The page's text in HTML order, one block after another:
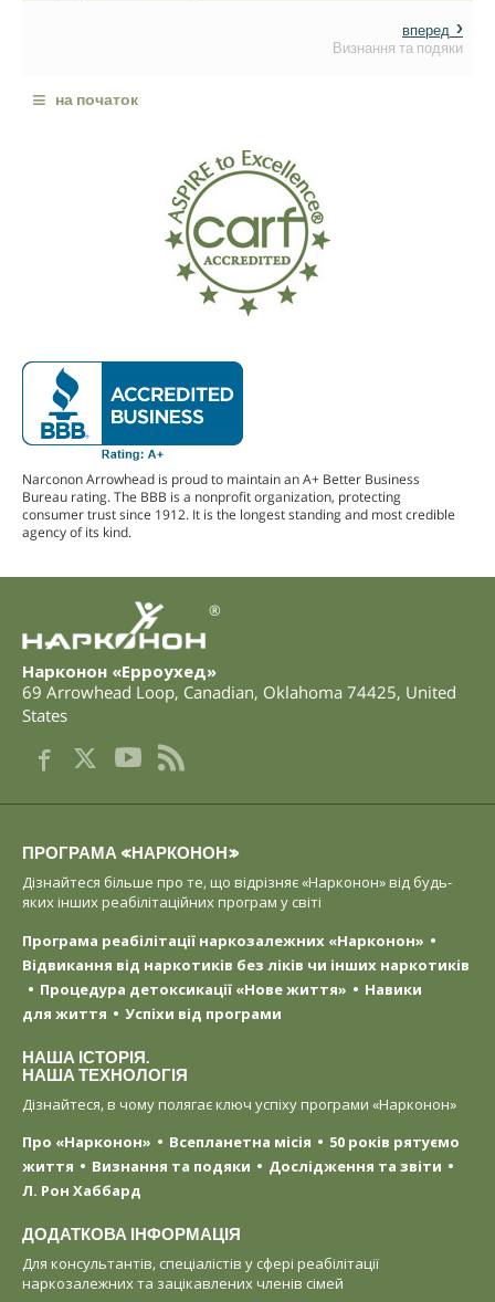
вперед
Визнання та подяки
≡ на початок
Narconon Arrowhead is proud to maintain an A+ Better Business
Bureau rating. The BBB is a nonprofit organization, protecting
consumer trust since 1912. It is the longest standing and most credible
agency of its kind.
®
Нарконон «Ерроухед»
69 Arrowhead Loop, Canadian, Oklahoma 74425, United
States
ПРОГРАМА «НАРКОНОН»
Дізнайтеся більше про те, що відрізняє «Нарконон» від будь-
яких інших реабілітаційних програм у світі
Програма реабілітації наркозалежних «Нарконон»
Відвикання від наркотиків без ліків чи інших наркотиків
Процедура детоксикації «Нове життя»
Навики
для життя
Успіхи від програми
НАША ІСТОРІЯ.
НАША ТЕХНОЛОГІЯ
Дізнайтеся, в чому полягає ключ успіху програми «Нарконон»
Про «Нарконон»
Всепланетна місія
50 років рятуємо
життя
Визнання та подяки
Дослідження та звіти
Л. Рон Хаббард
ДОДАТКОВА ІНФОРМАЦІЯ
Для консультантів, спеціалістів у сфері реабілітації
наркозалежних та зацікавлених членів сімей